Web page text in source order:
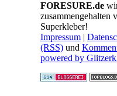
FORESURE.de
zusammengehalten
Superkleber!
Impressum|
(RSS)und
powered by